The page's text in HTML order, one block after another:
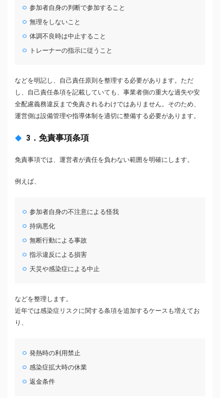
参加者自身の判断で参加すること
無理をしないこと
体調不良時は中止すること
トレーナーの指示に従うこと
などを明記し、自己責任原則を整理する必要があります。ただ
し、自己責任条項を記載していても、事業者側の重大な過失や安
全配慮義務違反まで免責されるわけではありません。そのため、
運営側は設備管理や指導体制を適切に整備する必要があります。
3．免責事項条項
免責事項では、運営者が責任を負わない範囲を明確にします。
例えば、
参加者自身の不注意による怪我
持病悪化
無断行動による事故
指示違反による損害
天災や感染症による中止
などを整理します。
近年では感染症リスクに関する条項を追加するケースも増えてお
り、
発熱時の利用禁止
感染症拡大時の休業
返金条件